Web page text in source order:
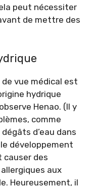
peut nécessiter
de mettre des
de vue médical est
hydrique
Henao. (Il y
comme
d’eau dans
développement
causer des
aux
Heureusement, il